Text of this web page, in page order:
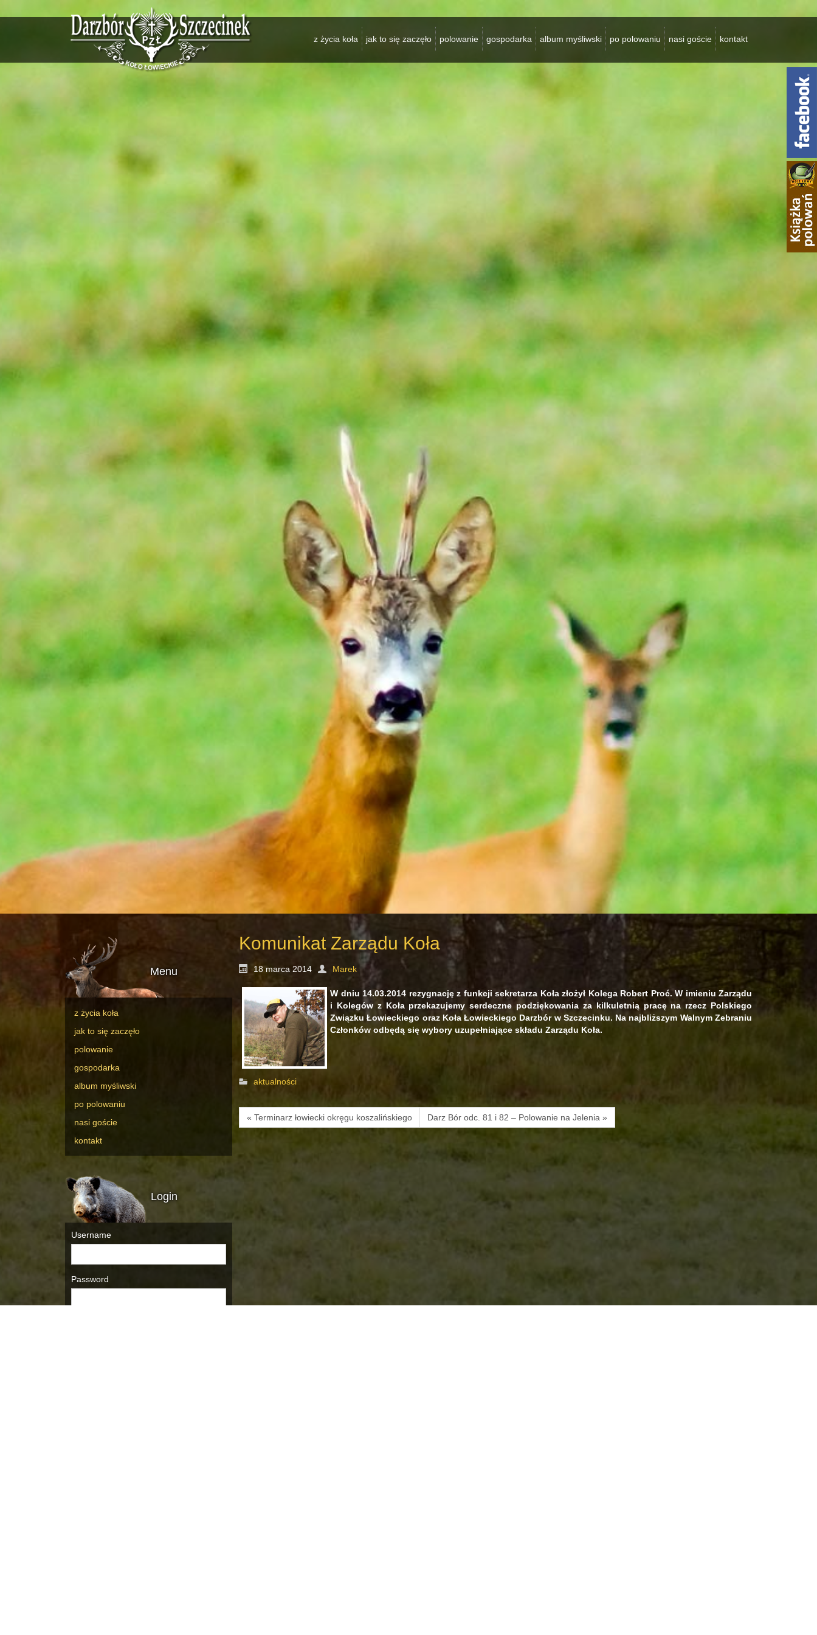
z życia koła jak to się zaczęło polowanie gospodarka album myśliwski po polowaniu nasi goście kontakt
Menu
z życia koła
jak to się zaczęło
polowanie
gospodarka
album myśliwski
po polowaniu
nasi goście
kontakt
Login
Username
Password
Komunikat Zarządu Koła
18 marca 2014 Marek
W dniu 14.03.2014 rezygnację z funkcji sekretarza Koła złożył Kolega Robert Proć. W imieniu Zarządu
i Kolegów z Koła przekazujemy serdeczne podziękowania za kilkuletnią pracę na rzecz Polskiego
Związku Łowieckiego oraz Koła Łowieckiego Darzbór w Szczecinku. Na najbliższym Walnym Zebraniu
Członków odbędą się wybory uzupełniające składu Zarządu Koła.
aktualności
« Terminarz łowiecki okręgu koszalińskiego Darz Bór odc. 81 i 82 – Polowanie na Jelenia »